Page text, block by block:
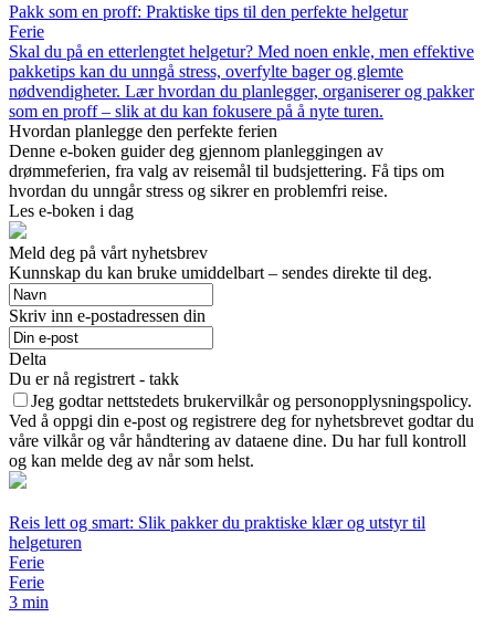
Pakk som en proff: Praktiske tips til den perfekte helgetur
Ferie
Skal du på en etterlengtet helgetur? Med noen enkle, men effektive
pakketips kan du unngå stress, overfylte bager og glemte
nødvendigheter. Lær hvordan du planlegger, organiserer og pakker
som en proff – slik at du kan fokusere på å nyte turen.
Hvordan planlegge den perfekte ferien
Denne e-boken guider deg gjennom planleggingen av
drømmeferien, fra valg av reisemål til budsjettering. Få tips om
hvordan du unngår stress og sikrer en problemfri reise.
Les e-boken i dag
Meld deg på vårt nyhetsbrev
Kunnskap du kan bruke umiddelbart – sendes direkte til deg.
Skriv inn e-postadressen din
Delta
Du er nå registrert - takk
Jeg godtar nettstedets brukervilkår og personopplysningspolicy.
Ved å oppgi din e-post og registrere deg for nyhetsbrevet godtar du
våre vilkår og vår håndtering av dataene dine. Du har full kontroll
og kan melde deg av når som helst.
Reis lett og smart: Slik pakker du praktiske klær og utstyr til
helgeturen
Ferie
Ferie
3 min